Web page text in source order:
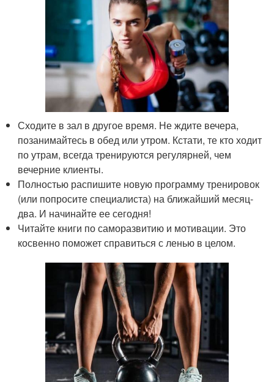
Сходите в зал в другое время. Не ждите вечера,
позанимайтесь в обед или утром. Кстати, те кто ходит
по утрам, всегда тренируются регулярней, чем
вечерние клиенты.
Полностью распишите новую программу тренировок
(или попросите специалиста) на ближайший месяц-
два. И начинайте ее сегодня!
Читайте книги по саморазвитию и мотивации. Это
косвенно поможет справиться с ленью в целом.